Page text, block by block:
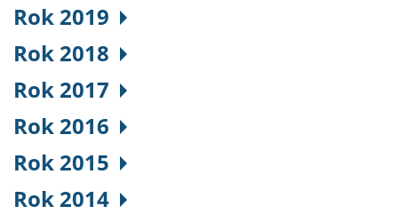
Rok 2019
Rok 2018
Rok 2017
Rok 2016
Rok 2015
Rok 2014